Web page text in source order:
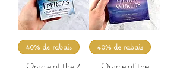
40% de rabais 40% de rabais